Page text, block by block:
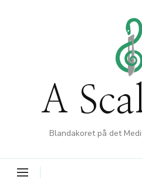
A
Blandakoret på det